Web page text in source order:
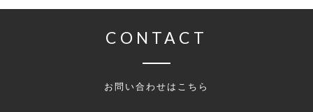
CONTACT
お問い合わせはこちら